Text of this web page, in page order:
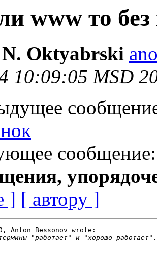
www то
Oktyabrski
10:09:05 MSD
] [ автору ]
Anton Bessonov wrote: